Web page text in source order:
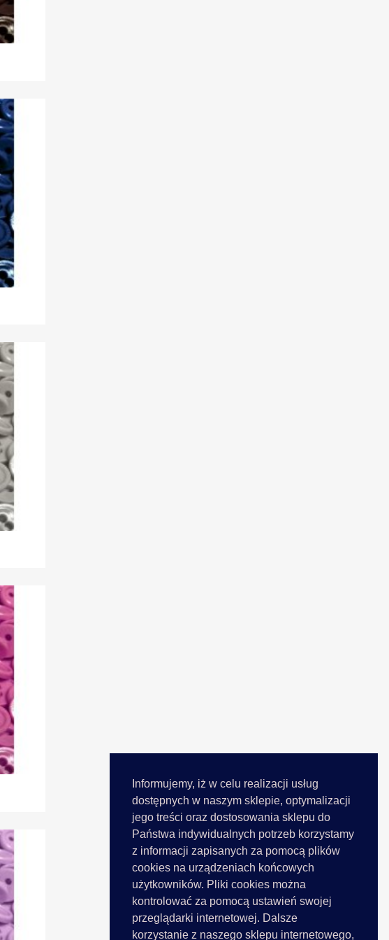
Informujemy, iż w celu realizacji usług
dostępnych w naszym sklepie, optymalizacji
jego treści oraz dostosowania sklepu do
Państwa indywidualnych potrzeb korzystamy
z informacji zapisanych za pomocą plików
cookies na urządzeniach końcowych
użytkowników. Pliki cookies można
kontrolować za pomocą ustawień swojej
przeglądarki internetowej. Dalsze
korzystanie z naszego sklepu internetowego,